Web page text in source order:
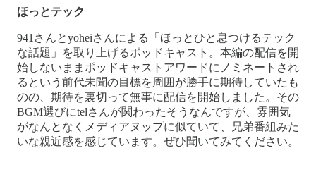
ほっとテック
941さんとyoheiさんによる「ほっとひと息つけるテック
な話題」を取り上げるポッドキャスト。本編の配信を開
始しないままポッドキャストアワードにノミネートされ
るという前代未聞の目標を周囲が勝手に期待していたも
のの、期待を裏切って無事に配信を開始しました。その
BGM選びにtelさんが関わったそうなんですが、雰囲気
がなんとなくメディアヌップに似ていて、兄弟番組みた
いな親近感を感じています。ぜひ聞いてみてください。